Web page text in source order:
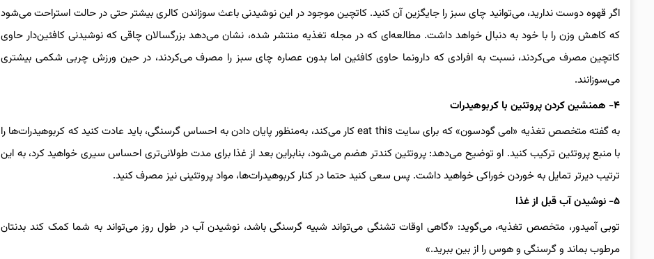
اگر قهوه دوست ندارید، می‌توانید چای سبز را جایگزین آن کنید. کاتچین موجود در این نوشیدنی باعث سوزاندن کالری بیشتر حتی در حالت استراحت می‌شود
که کاهش وزن را با خود به دنبال خواهد داشت. مطالعه‌ای که در مجله تغذیه منتشر شده، نشان می‌دهد بزرگسالان چاقی که نوشیدنی کافئین‌دار حاوی
کاتچین مصرف می‌کردند، نسبت به افرادی که دارونما حاوی کافئین اما بدون عصاره چای سبز را مصرف می‌کردند، در حین ورزش چربی شکمی بیشتری
می‌سوزانند.
۴- همنشین کردن پروتئین‌ با کربوهیدرات
به گفته متخصص تغذیه «امی گودسون» که برای سایت eat this کار می‌کند، به‌منظور پایان دادن به احساس گرسنگی، باید عادت کنید که کربوهیدرات‌ها را
با منبع پروتئین ترکیب کنید. او توضیح می‌دهد: پروتئین کندتر هضم می‌شود، بنابراین بعد از غذا برای مدت طولانی‌تری احساس سیری خواهید کرد، به این
ترتیب دیرتر تمایل به خوردن خوراکی خواهید داشت. پس سعی کنید حتما در کنار کربوهیدرات‌ها، مواد پروتئینی نیز مصرف کنید.
۵- نوشیدن آب قبل از غذا
توبی آمیدور، متخصص تغذیه، می‌گوید: «گاهی اوقات تشنگی می‌تواند شبیه گرسنگی باشد، نوشیدن آب در طول روز می‌تواند به شما کمک کند بدنتان
مرطوب بماند و گرسنگی و هوس را از بین ببرید.»